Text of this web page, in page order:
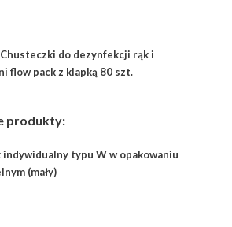
Chusteczki do dezynfekcji rąk i
flow pack z klapką 80 szt.
produkty:
typu W w opakowaniu
(mały)